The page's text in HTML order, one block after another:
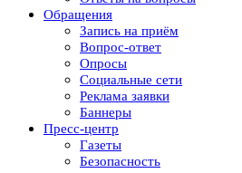
Обращения
Запись на приём
Вопрос-ответ
Опросы
Социальные сети
Реклама заявки
Баннеры
Пресс-центр
Газеты
Безопасность